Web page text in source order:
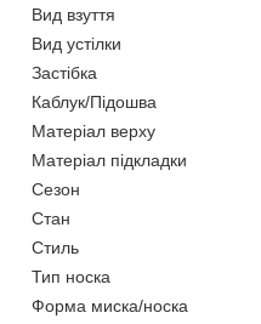
Вид взуття
Вид устілки
Застібка
Каблук/Підошва
Матеріал верху
Матеріал підкладки
Сезон
Стан
Стиль
Тип носка
Форма миска/носка